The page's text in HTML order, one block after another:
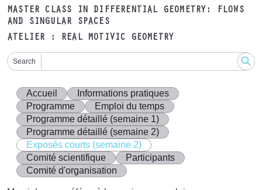
MASTER CLASS IN DIFFERENTIAL GEOMETRY: FLOWS
AND SINGULAR SPACES
ATELIER : REAL MOTIVIC GEOMETRY
Search
Accueil
Informations pratiques
Programme
Emploi du temps
Programme détaillé (semaine 1)
Programme détaillé (semaine 2)
Exposés courts (semaine 2)
Comité scientifique
Participants
Comité d'organisation